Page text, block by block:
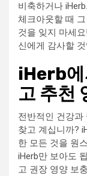
비축하거나
체크아웃할 때
것을 잊지 마세
신에게 감사할
iHerb에
고 추천
전반적인 건강과
찾고 계십니까?
한 모든 것을 원
iHerb만 보아도
고 권장 영양 보